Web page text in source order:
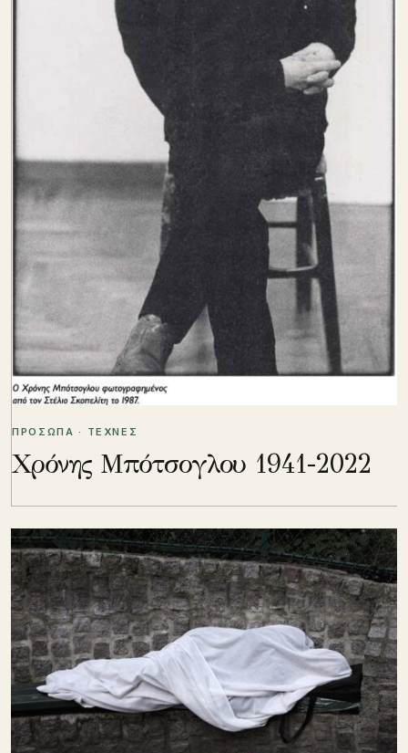
ΠΡΟΣΩΠΑ · ΤΕΧΝΕΣ
Χρόνης Μπότσογλου 1941-2022